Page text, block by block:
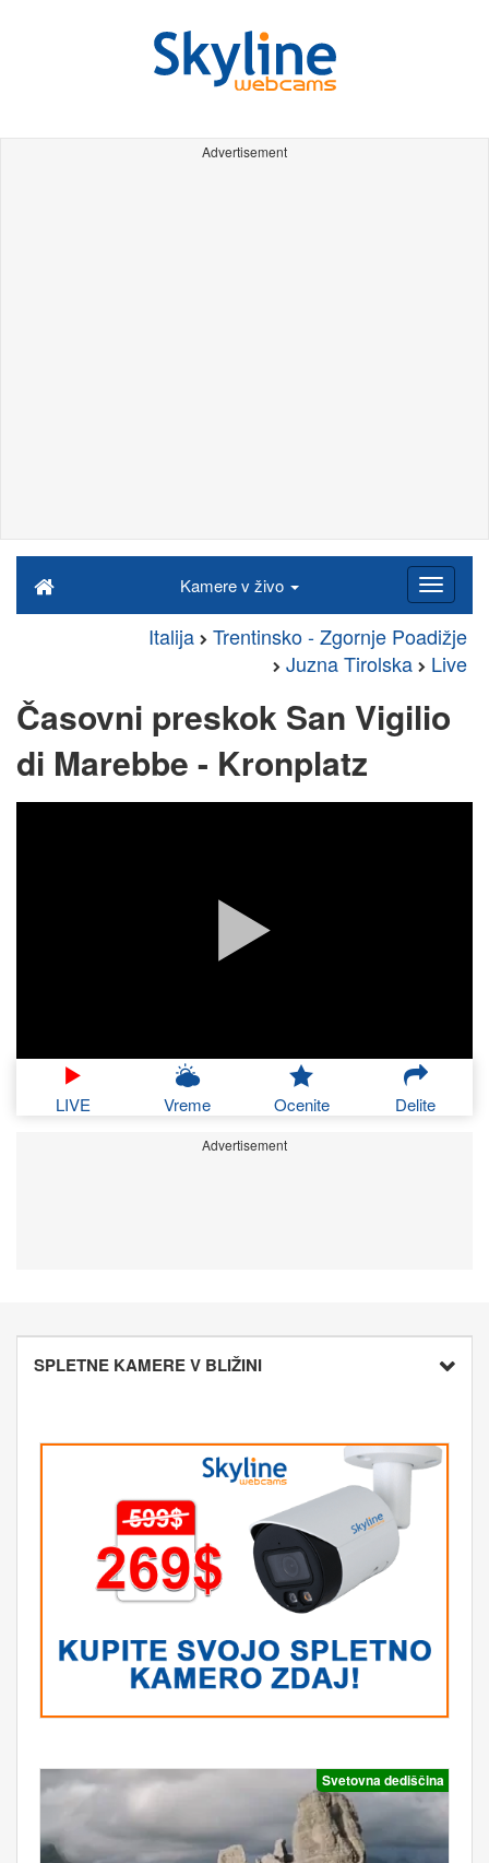
Advertisement
Kamere v živo
Italija
Trentinsko - Zgornje Poadižje
Juzna Tirolska
Live
Časovni preskok San Vigilio
di Marebbe - Kronplatz
LIVE Vreme Ocenite Delite
Advertisement
SPLETNE KAMERE V BLIŽINI
Svetovna dediščina